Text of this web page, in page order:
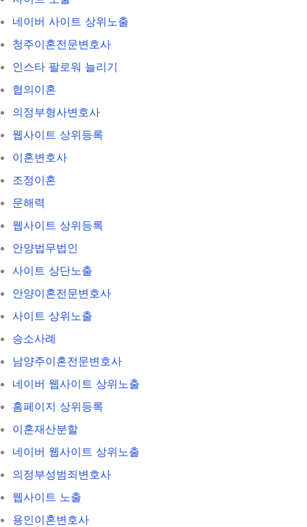
네이버 사이트 상위노출
청주이혼전문변호사
인스타 팔로워 늘리기
협의이혼
의정부형사변호사
웹사이트 상위등록
이혼변호사
조정이혼
문해력
웹사이트 상위등록
안양법무법인
사이트 상단노출
안양이혼전문변호사
사이트 상위노출
승소사례
남양주이혼전문변호사
네이버 웹사이트 상위노출
홈페이지 상위등록
이혼재산분할
네이버 웹사이트 상위노출
의정부성범죄변호사
웹사이트 노출
용인이혼변호사